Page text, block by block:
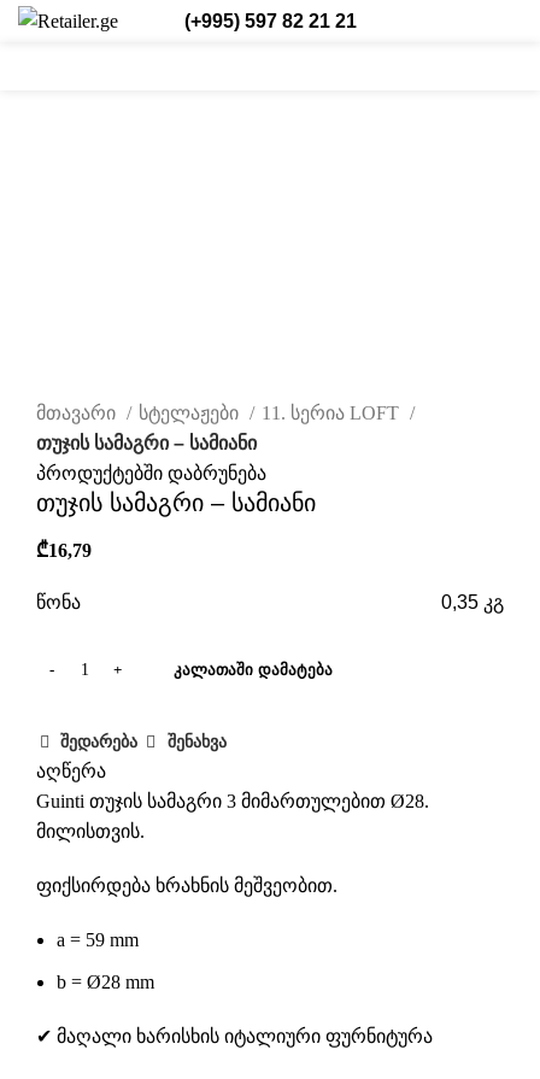
(+995) 597 82 21 21
მთავარი
სტელაჟები
11. სერია LOFT
თუჯის სამაგრი – სამიანი
პროდუქტებში დაბრუნება
თუჯის სამაგრი – სამიანი
₾16,79
წონა 0,35 კგ
ᲙᲐᲚᲐᲗᲐᲨᲘ ᲓᲐᲛᲐᲢᲔᲑᲐ
შედარება შენახვა
აღწერა
Guinti თუჯის სამაგრი 3 მიმართულებით Ø28.
მილისთვის.
ფიქსირდება ხრახნის მეშვეობით.
a = 59 mm
b = Ø28 mm
✔ მაღალი ხარისხის იტალიური ფურნიტურა